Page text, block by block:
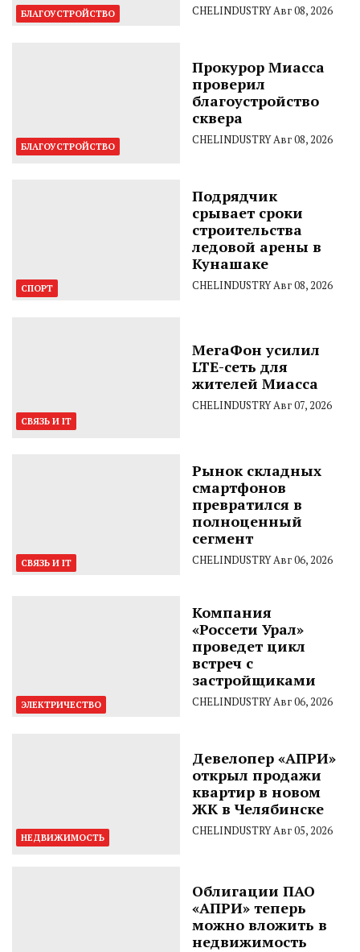
БЛАГОУСТРОЙСТВО CHELINDUSTRYАвг 08, 2026
БЛАГОУСТРОЙСТВО
Прокурор Миасса
проверил
благоустройство
сквера
CHELINDUSTRYАвг 08, 2026
СПОРТ
Подрядчик
срывает сроки
строительства
ледовой арены в
Кунашаке
CHELINDUSTRYАвг 08, 2026
СВЯЗЬ И IT
МегаФон усилил
LTE-сеть для
жителей Миасса
CHELINDUSTRYАвг 07, 2026
СВЯЗЬ И IT
Рынок складных
смартфонов
превратился в
полноценный
сегмент
CHELINDUSTRYАвг 06, 2026
ЭЛЕКТРИЧЕСТВО
Компания
«Россети Урал»
проведет цикл
встреч с
застройщиками
CHELINDUSTRYАвг 06, 2026
НЕДВИЖИМОСТЬ
Девелопер «АПРИ»
открыл продажи
квартир в новом
ЖК в Челябинске
CHELINDUSTRYАвг 05, 2026
Облигации ПАО
«АПРИ» теперь
можно вложить в
недвижимость